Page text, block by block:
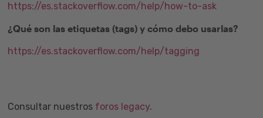
https://es.stackoverflow.com/help/how-to-ask
¿Qué son las etiquetas (tags) y cómo debo usarlas?
https://es.stackoverflow.com/help/tagging
Consultar nuestros foros legacy.